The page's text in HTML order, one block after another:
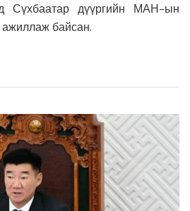
дүүргийн МАН-ын
байсан.